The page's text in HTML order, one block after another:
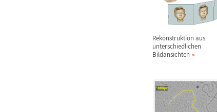
Rekonstruktion aus
unterschiedlichen
Bildansichten